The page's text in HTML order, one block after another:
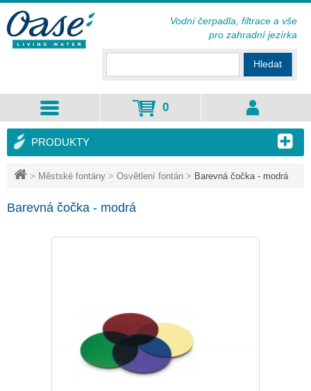
> Městské fontány > Osvětlení fontán > Barevná čočka - modrá
Barevná čočka - modrá
PRODUKTY
Hledat
0
Vodní čerpadla, filtrace a vše
pro zahradní jezírka